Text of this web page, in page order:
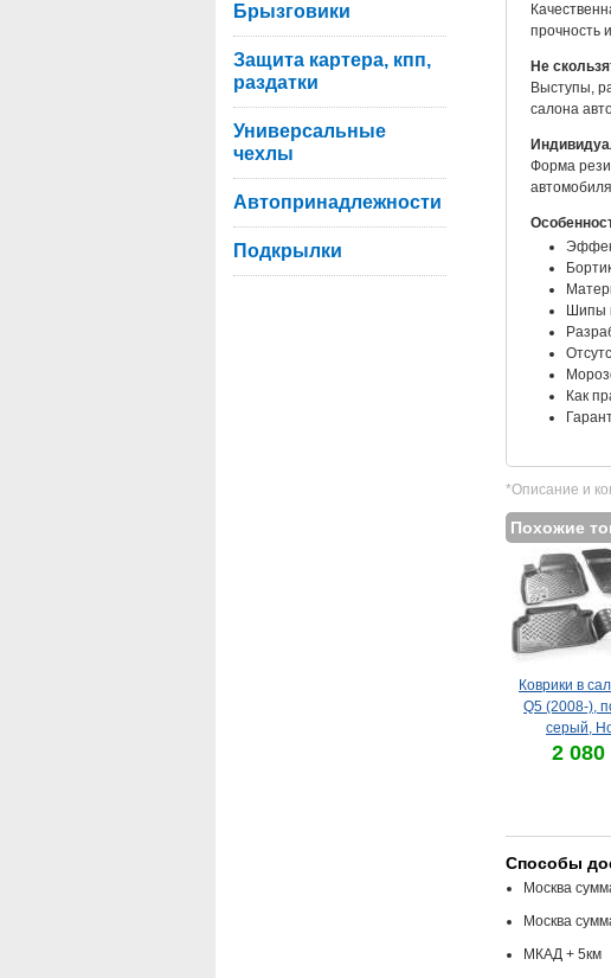
прочность
Не
Выступы,
салона
Форма
Шипы
Как
*Описание и
Похожие
Коврики в
Q5 (2008-),
серый,
2
Способы
Москва
Москва
МКАД + 5км
Брызговики
Защита картера, кпп,
раздатки
Универсальные
чехлы
Автопринадлежности
Подкрылки